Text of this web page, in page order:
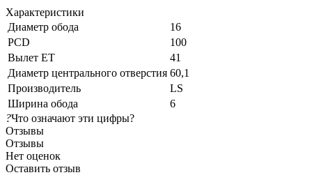
Характеристики
Диаметр обода
16
PCD
100
Вылет ET
41
Диаметр центрального отверстия 60,1
Производитель
LS
Ширина обода
6
?Что означают эти цифры?
Отзывы
Отзывы
Нет оценок
Оставить отзыв